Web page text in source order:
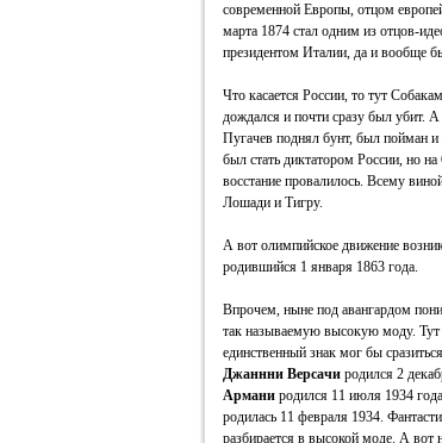
современной Европы, отцом
марта 1874 стал одним из отцов-
президентом Италии, да и вообще
Что касается России, то тут
дождался и почти сразу был убит.
Пугачев поднял бунт, был пойман и
был стать диктатором России, но
восстание провалилось. Всему
Лошади и Тигру.
А вот олимпийское движение
родившийся 1 января 1863 года.
Впрочем, ныне под авангардом
так называемую высокую моду. Тут
единственный знак мог бы
Джаннни Версачи родился 2
Армани родился 11 июля 1934
родилась 11 февраля 1934.
разбирается в высокой моде. А вот